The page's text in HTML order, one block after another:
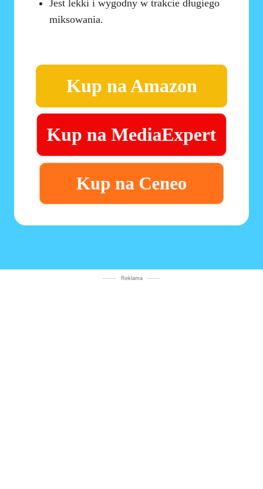
Jest lekki i wygodny w trakcie długiego
miksowania.
Kup na Amazon
Kup na MediaExpert
Kup na Ceneo
Reklama